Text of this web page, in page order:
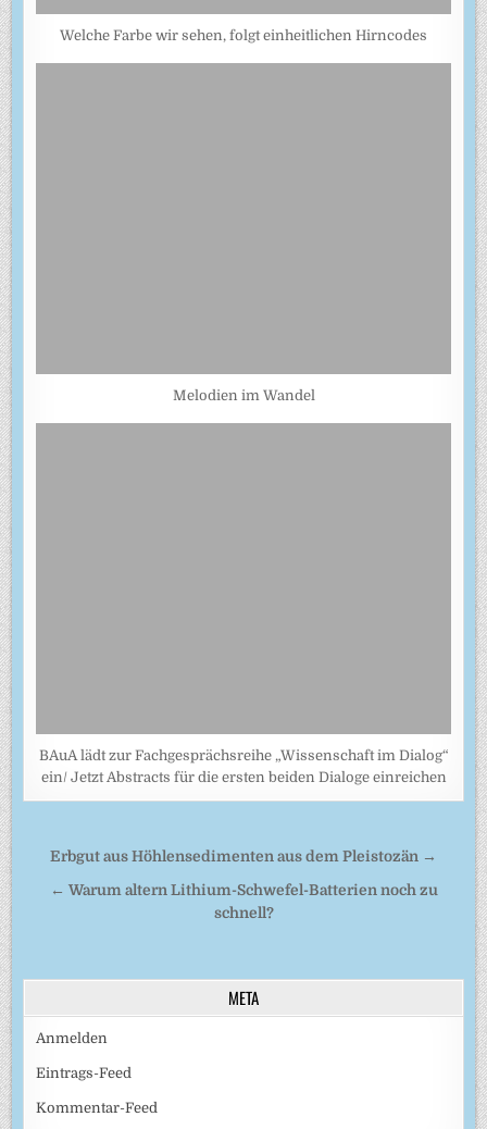
Welche Farbe wir sehen, folgt einheitlichen Hirncodes
Melodien im Wandel
BAuA lädt zur Fachgesprächsreihe „Wissenschaft im Dialog“
ein/ Jetzt Abstracts für die ersten beiden Dialoge einreichen
Beitragsnavigation
Erbgut aus Höhlensedimenten aus dem Pleistozän →
← Warum altern Lithium-Schwefel-Batterien noch zu
schnell?
META
Anmelden
Eintrags-Feed
Kommentar-Feed